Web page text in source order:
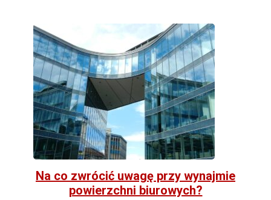
Na co zwrócić uwagę przy wynajmie
powierzchni biurowych?